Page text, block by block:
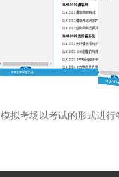
模拟考场以考试的形式进